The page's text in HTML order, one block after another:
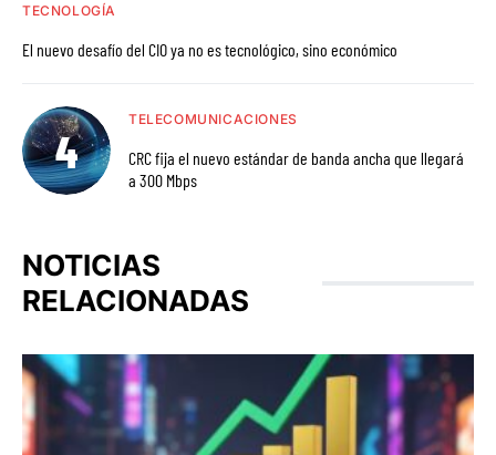
TECNOLOGÍA
El nuevo desafío del CIO ya no es tecnológico, sino económico
TELECOMUNICACIONES
CRC fija el nuevo estándar de banda ancha que llegará
a 300 Mbps
NOTICIAS
RELACIONADAS